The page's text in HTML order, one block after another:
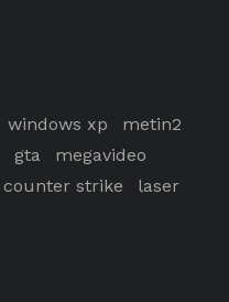
windows xp
metin2
gta
megavideo
counter strike laser